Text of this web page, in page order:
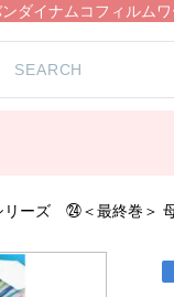
ンダイナムコフィルム
ーズ ㉔＜最終巻＞